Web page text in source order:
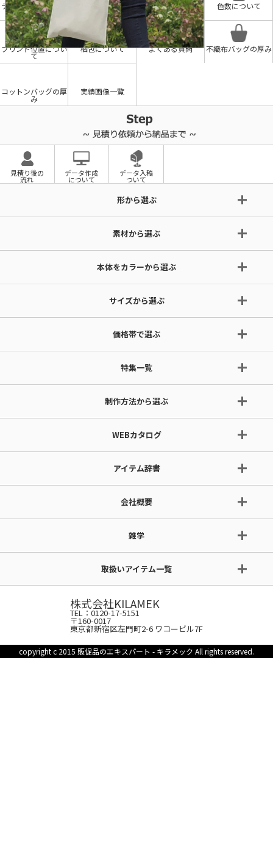
テンプレート入稿に
ついて
デザイン参考集 プリントについて 色数について
プリント位置につい
て
梱包について よくある質問 不織布バッグの厚み
コットンバッグの厚
み
実績画像一覧
見積り後の
流れ
データ作成
について
データ入稿
ついて
形から選ぶ
素材から選ぶ
本体をカラーから選ぶ
サイズから選ぶ
価格帯で選ぶ
特集一覧
制作方法から選ぶ
WEBカタログ
アイテム辞書
会社概要
雑学
取扱いアイテム一覧
株式会社KILAMEK
TEL：0120-17-5151
〒160-0017
東京都新宿区左門町2-6 ワコービル7F
copyright c 2015 販促品のエキスパート - キラメック All rights reserved.